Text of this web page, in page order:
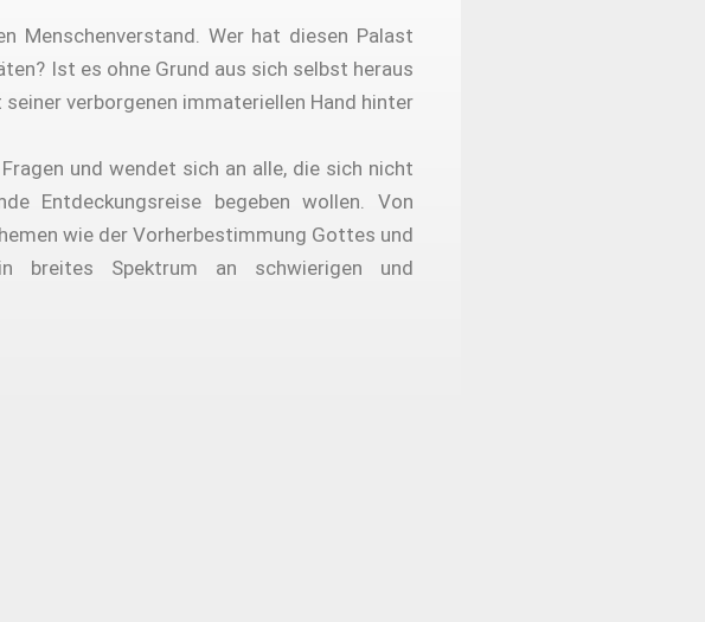
Menschenverstand. Wer hat diesen Palast
Ist es ohne Grund aus sich selbst heraus
verborgenen immateriellen Hand hinter
und wendet sich an alle, die sich nicht
Entdeckungsreise begeben wollen. Von
wie der Vorherbestimmung Gottes und
breites Spektrum an schwierigen und